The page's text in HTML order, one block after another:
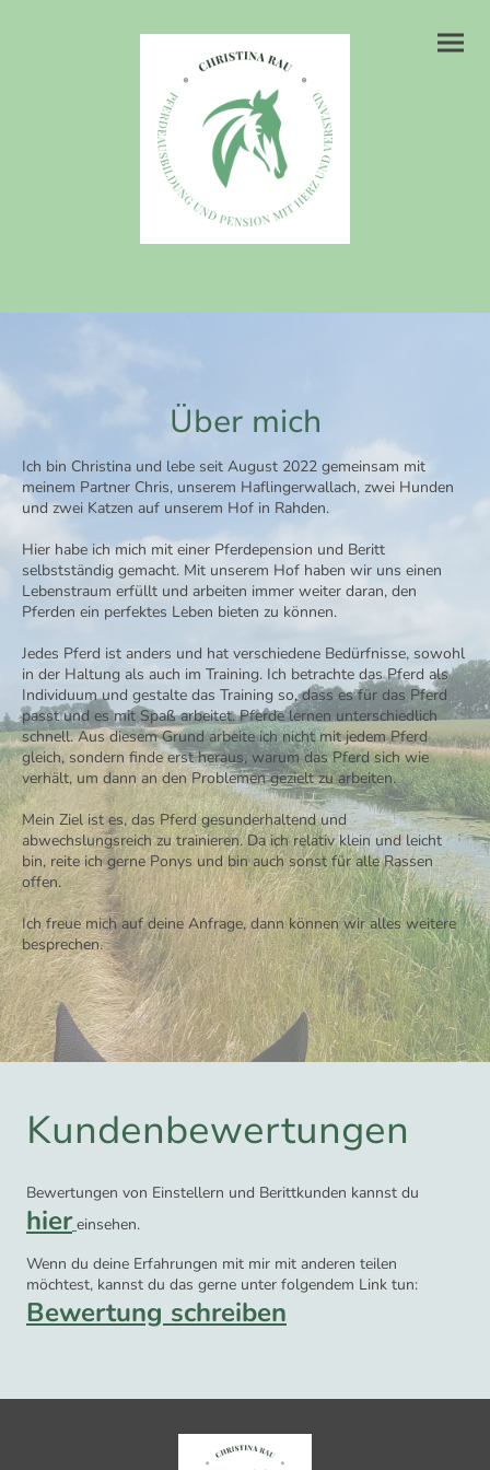
Über mich
Ich bin Christina und lebe seit August 2022 gemeinsam mit
meinem Partner Chris, unserem Haflingerwallach, zwei Hunden
und zwei Katzen auf unserem Hof in Rahden.
Hier habe ich mich mit einer Pferdepension und Beritt
selbstständig gemacht. Mit unserem Hof haben wir uns einen
Lebenstraum erfüllt und arbeiten immer weiter daran, den
Pferden ein perfektes Leben bieten zu können.
Jedes Pferd ist anders und hat verschiedene Bedürfnisse, sowohl
in der Haltung als auch im Training. Ich betrachte das Pferd als
Individuum und gestalte das Training so, dass es für das Pferd
passt und es mit Spaß arbeitet. Pferde lernen unterschiedlich
schnell. Aus diesem Grund arbeite ich nicht mit jedem Pferd
gleich, sondern finde erst heraus, warum das Pferd sich wie
verhält, um dann an den Problemen gezielt zu arbeiten.
Mein Ziel ist es, das Pferd gesunderhaltend und
abwechslungsreich zu trainieren. Da ich relativ klein und leicht
bin, reite ich gerne Ponys und bin auch sonst für alle Rassen
offen.
Ich freue mich auf deine Anfrage, dann können wir alles weitere
besprechen.
Kundenbewertungen
Bewertungen von Einstellern und Berittkunden kannst du
hier einsehen.
Wenn du deine Erfahrungen mit mir mit anderen teilen
möchtest, kannst du das gerne unter folgendem Link tun:
Bewertung schreiben